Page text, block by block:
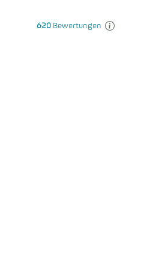
620 Bewertungen